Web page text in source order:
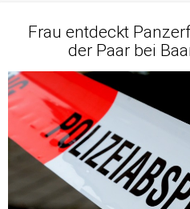
Frau entdeckt
der Paar bei